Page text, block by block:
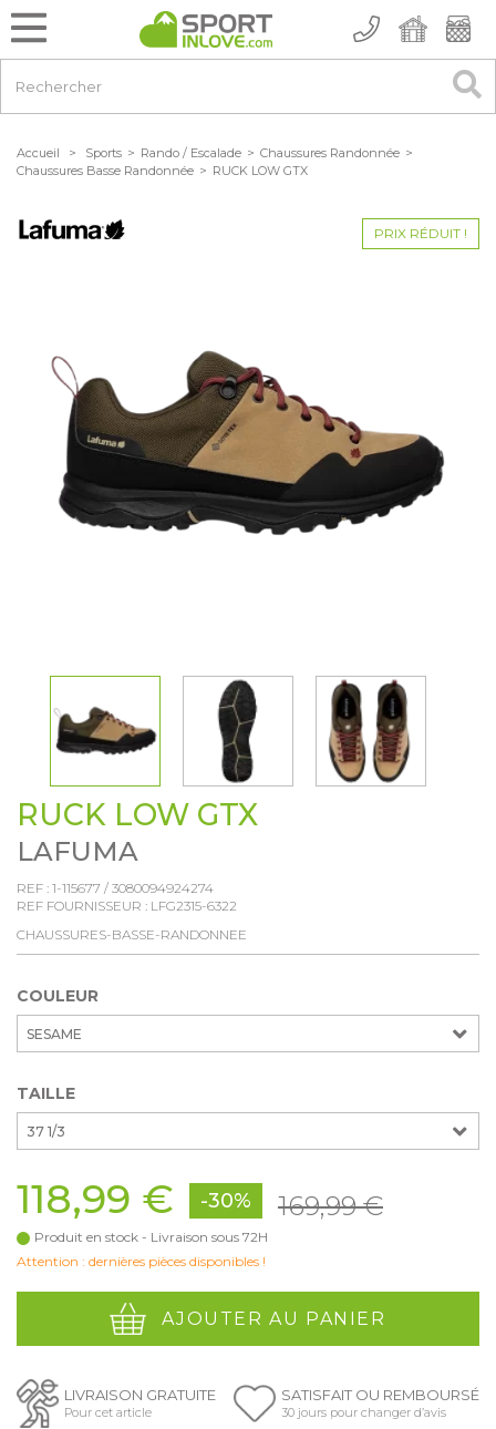
Accueil > Sports > Rando / Escalade > Chaussures Randonnée >
Chaussures Basse Randonnée > RUCK LOW GTX
PRIX RÉDUIT !
RUCK LOW GTX
LAFUMA
REF : 1-115677 / 3080094924274
REF FOURNISSEUR : LFG2315-6322
CHAUSSURES-BASSE-RANDONNEE
COULEUR
SESAME
TAILLE
37 1/3
118,99 € -30% 169,99 €
Produit en stock - Livraison sous 72H
Attention : dernières pièces disponibles !
AJOUTER AU PANIER
LIVRAISON GRATUITE
Pour cet article
SATISFAIT OU REMBOURSÉ
30 jours pour changer d’avis